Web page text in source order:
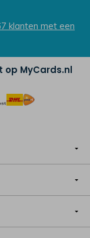
klanten met een
MyCards.nl